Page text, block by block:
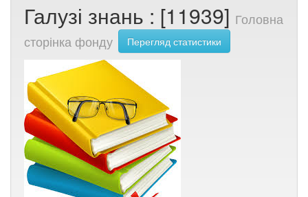
Галузі знань : [11939] Головна
сторінка фонду
Перегляд статистики